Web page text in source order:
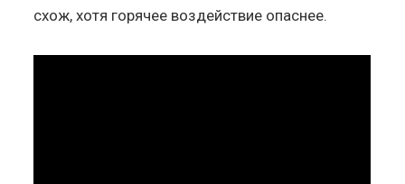
схож, хотя горячее воздействие опаснее.